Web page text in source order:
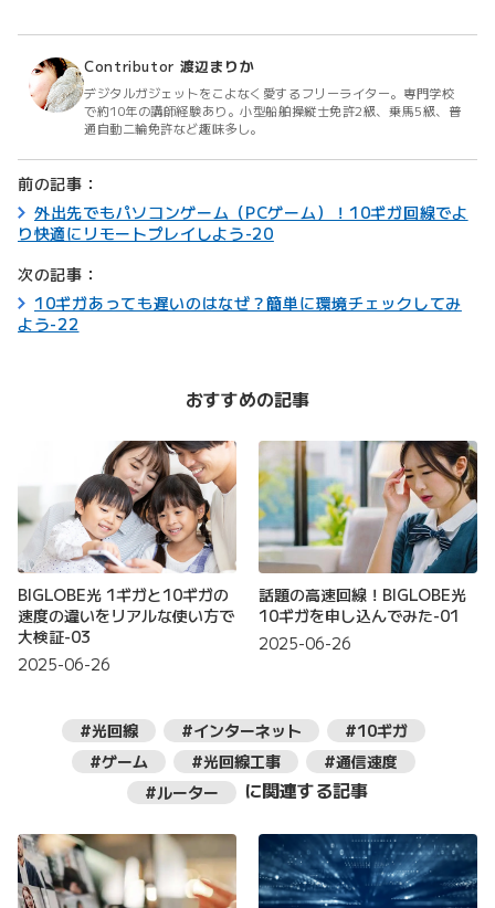
Contributor 渡辺まりか
デジタルガジェットをこよなく愛するフリーライター。専門学校
で約10年の講師経験あり。小型船舶操縦士免許2級、乗馬5級、普
通自動二輪免許など趣味多し。
前の記事：
外出先でもパソコンゲーム（PCゲーム）！10ギガ回線でよ
り快適にリモートプレイしよう-20
次の記事：
10ギガあっても遅いのはなぜ？簡単に環境チェックしてみ
よう-22
おすすめの記事
BIGLOBE光 1ギガと10ギガの
速度の違いをリアルな使い方で
大検証-03
2025-06-26
話題の高速回線！BIGLOBE光
10ギガを申し込んでみた-01
2025-06-26
#光回線 #インターネット
#10ギガ
#ゲーム
#光回線工事
#通信速度
#ルーター
に関連する記事